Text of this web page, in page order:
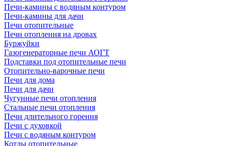
Печи-камины с водяным контуром
Печи-камины для дачи
Печи отопительные
Печи отопления на дровах
Буржуйки
Газогенераторные печи АОГТ
Подставки под отопительные печи
Отопительно-варочные печи
Печи для дома
Печи для дачи
Чугунные печи отопления
Стальные печи отопления
Печи длительного горения
Печи с духовкой
Печи с водяным контуром
Котлы отопительные